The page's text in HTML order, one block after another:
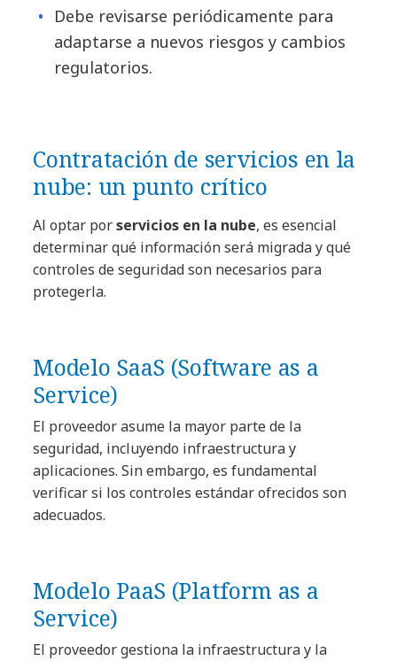
Debe revisarse periódicamente para
adaptarse a nuevos riesgos y cambios
regulatorios.
Contratación de servicios en la
nube: un punto crítico
Al optar porservicios en la nube, es esencial
determinar qué información será migrada y qué
controles de seguridad son necesarios para
protegerla.
Modelo SaaS (Software as a
Service)
El proveedor asume la mayor parte de la
seguridad, incluyendo infraestructura y
aplicaciones. Sin embargo, es fundamental
verificar si los controles estándar ofrecidos son
adecuados.
Modelo PaaS (Platform as a
Service)
El proveedor gestiona la infraestructura y la